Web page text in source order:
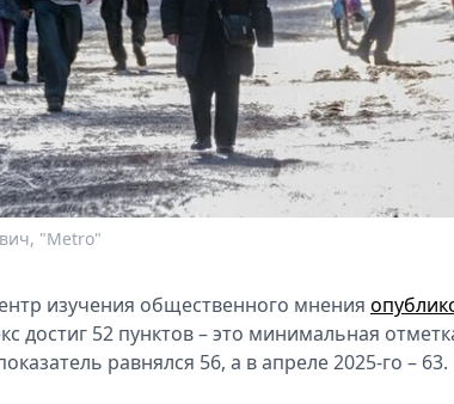
"Metro"
изучения общественного мнения
достиг 52 пунктов – это минимальная
равнялся 56, а в апреле 2025-го – 63.